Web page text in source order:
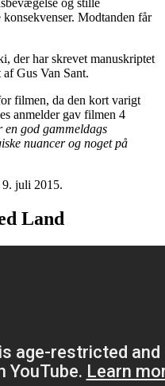
Modtanden får
der har skrevet manuskriptet
af Gus Van Sant.
filmen, da den kort varigt
anmelder gav filmen 4
en god gammeldags
nuancer og noget på
juli 2015.
Land